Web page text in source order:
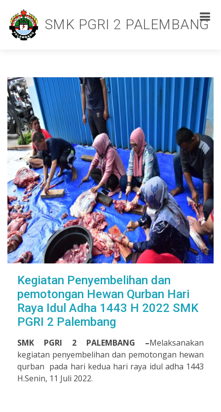
SMK PGRI 2 PALEMBANG
Kegiatan Penyembelihan dan
pemotongan Hewan Qurban Hari
Raya Idul Adha 1443 H 2022 SMK
PGRI 2 Palembang
SMK PGRI 2 PALEMBANG –Melaksanakan
kegiatan penyembelihan dan pemotongan hewan
qurban pada hari kedua hari raya idul adha 1443
H.Senin, 11 Juli 2022.